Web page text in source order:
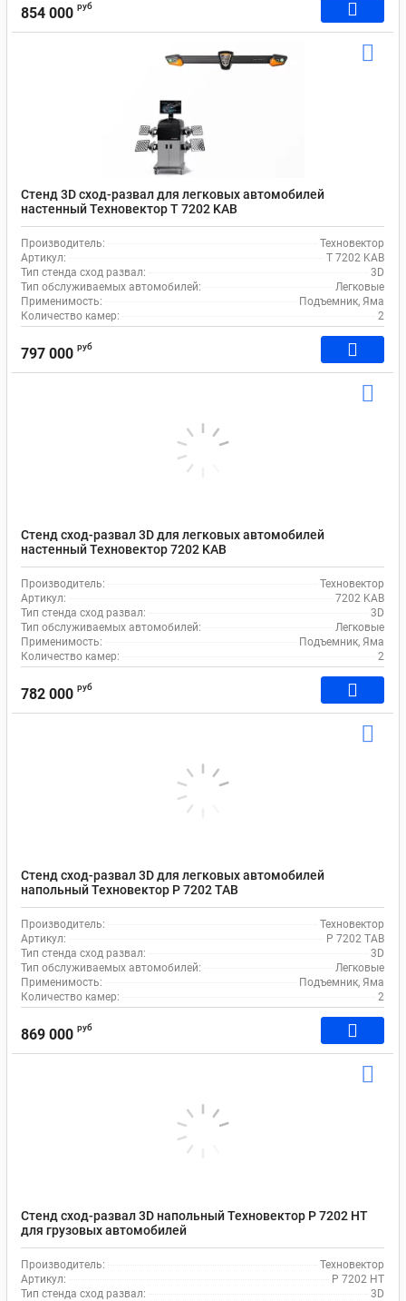
854 000 руб
Стенд 3D сход-развал для легковых автомобилей
настенный Техновектор T 7202 KAB
Производитель:
Техновектор
Артикул:
T 7202 KAB
Тип стенда сход развал:
3D
Тип обслуживаемых автомобилей:
Легковые
Применимость:
Подъемник, Яма
Количество камер:
2
797 000 руб
Стенд сход-развал 3D для легковых автомобилей
настенный Техновектор 7202 KAB
Производитель:
Техновектор
Артикул:
7202 KAB
Тип стенда сход развал:
3D
Тип обслуживаемых автомобилей:
Легковые
Применимость:
Подъемник, Яма
Количество камер:
2
782 000 руб
Стенд сход-развал 3D для легковых автомобилей
напольный Техновектор P 7202 TAB
Производитель:
Техновектор
Артикул:
P 7202 TAB
Тип стенда сход развал:
3D
Тип обслуживаемых автомобилей:
Легковые
Применимость:
Подъемник, Яма
Количество камер:
2
869 000 руб
Стенд сход-развал 3D напольный Техновектор P 7202 HT
для грузовых автомобилей
Производитель:
Техновектор
Артикул:
P 7202 HT
Тип стенда сход развал:
3D